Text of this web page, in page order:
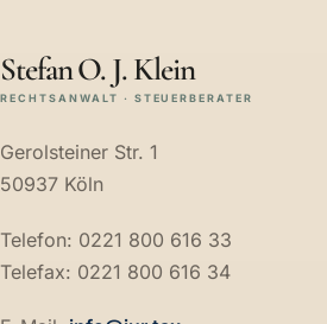
Stefan O. J. Klein
RECHTSANWALT · STEUERBERATER
Gerolsteiner Str. 1
50937 Köln
Telefon: 0221 800 616 33
Telefax: 0221 800 616 34